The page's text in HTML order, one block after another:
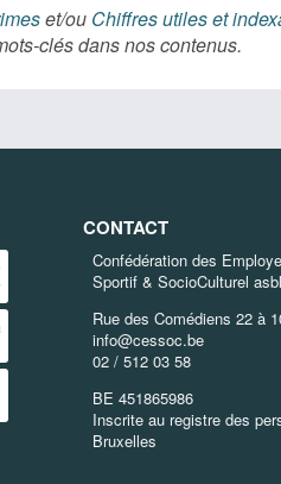
et/ou Chiffres utiles et
clés dans nos contenus.
CONTACT
Confédération des
Sportif & SocioCulturel asbl
Rue des Comédiens 22 à
info@cessoc.be
02 / 512 03 58
BE 451865986
Inscrite au registre des
Bruxelles